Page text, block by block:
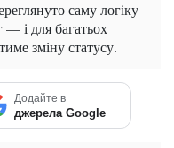
саму логіку
— і для багатьох
зміну статусу.
Додайте в
джерела Google